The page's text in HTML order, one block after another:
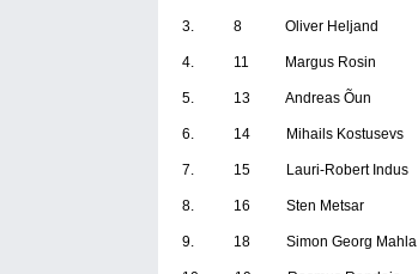
3. 8 Oliver Heljand
4. 11 Margus Rosin
5. 13 Andreas Õun
6. 14 Mihails Kostusevs
7. 15 Lauri-Robert Indus
8. 16 Sten Metsar
9. 18 Simon Georg Mahla